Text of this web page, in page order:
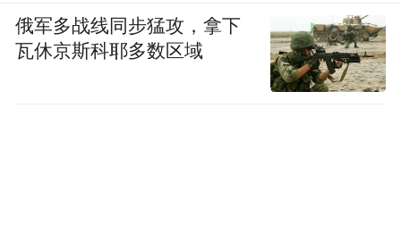
俄军多战线同步猛攻，拿下
瓦休京斯科耶多数区域